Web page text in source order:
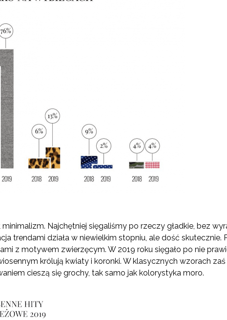
Najchętniej sięgaliśmy po rzeczy gładkie, bez
trendami działa w niewielkim stopniu, ale dość skutecznie.
z motywem zwierzęcym. W 2019 roku sięgało po nie
królują kwiaty i koronki. W klasycznych wzorach
cieszą się grochy, tak samo jak kolorystyka moro.